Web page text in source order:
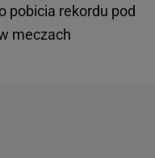
pobicia rekordu pod
meczach